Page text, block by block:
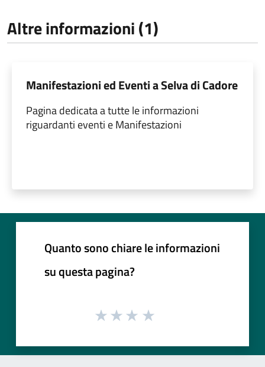
Altre informazioni (1)
Manifestazioni ed Eventi a Selva di Cadore
Pagina dedicata a tutte le informazioni
riguardanti eventi e Manifestazioni
Quanto sono chiare le informazioni
su questa pagina?